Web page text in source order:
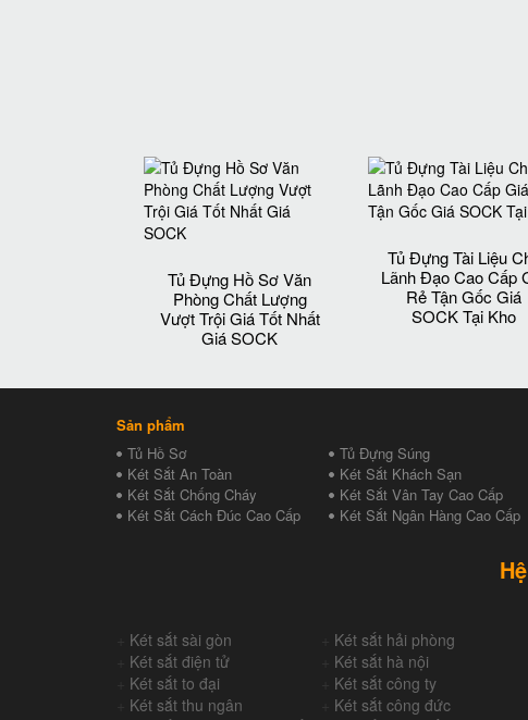
Tủ Đựng Hồ Sơ Văn
Phòng Chất Lượng
Vượt Trội Giá Tốt Nhất
Giá SOCK
Tủ Đựng Tài Liệu
Lãnh Đạo Cao Cấp
Rẻ Tận Gốc Giá
SOCK Tại Kho
Sản phẩm
Tủ Hồ Sơ
Tủ Đựng Súng
Két Sắt An Toàn
Két Sắt Khách Sạn
Két Sắt Chống Cháy
Két Sắt Vân Tay Cao Cấp
Két Sắt Cách Đúc Cao Cấp
Két Sắt Ngân Hàng Cao Cấp
Két sắt sài gòn Két sắt hải phòng
Két sắt điện tử Két sắt hà nội
Két sắt to đại Két sắt công ty
Két sắt thu ngân Két sắt công đức